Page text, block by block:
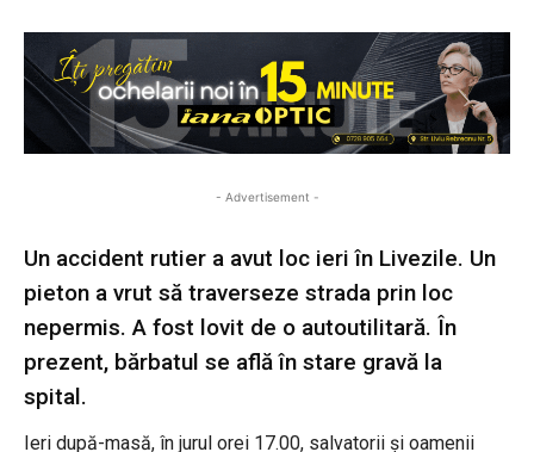
- Advertisement -
Un accident rutier a avut loc ieri în Livezile. Un
pieton a vrut să traverseze strada prin loc
nepermis. A fost lovit de o autoutilitară. În
prezent, bărbatul se află în stare gravă la
spital.
Ieri după-masă, în jurul orei 17.00, salvatorii și oamenii